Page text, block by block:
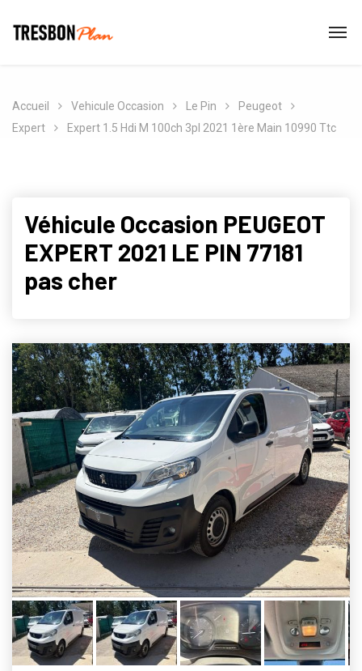
Accueil Vehicule Occasion Le Pin
Peugeot
Expert
Expert 1.5 Hdi M 100ch 3pl 2021 1ère Main 10990 Ttc
Véhicule Occasion PEUGEOT
EXPERT 2021 LE PIN 77181
pas cher